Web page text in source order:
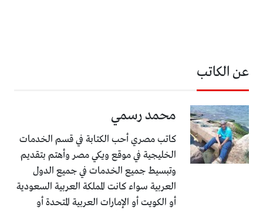
عن الكاتب
محمد رسمي
كاتب مصري أحب الكتابة في قسم الخدمات
الخليجية في موقع ويكي مصر وأهتم بتقديم
وتبسيط جميع الخدمات في جميع الدول
العربية سواء كانت المملكة العربية السعودية
أو الكويت أو الإمارات العربية المتحدة أو